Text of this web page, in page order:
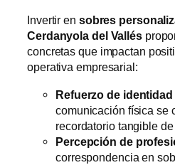
Invertir en sobres
Cerdanyola del Vallés
concretas que impactan
operativa empresarial:
Refuerzo de
comunicación física se
recordatorio tangible
Percepción de
correspondencia en